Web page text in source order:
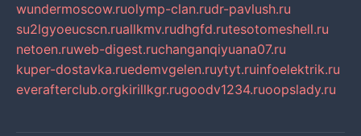
wundermoscow.ruolymp-clan.rudr-pavlush.ru
su2lgyoeucscn.ruallkmv.rudhgfd.rutesotomeshell.ru
netoen.ruweb-digest.ruchanganqiyuana07.ru
kuper-dostavka.ruedemvgelen.ruytyt.ruinfoelektrik.ru
everafterclub.orgkirillkgr.rugoodv1234.ruoopslady.ru